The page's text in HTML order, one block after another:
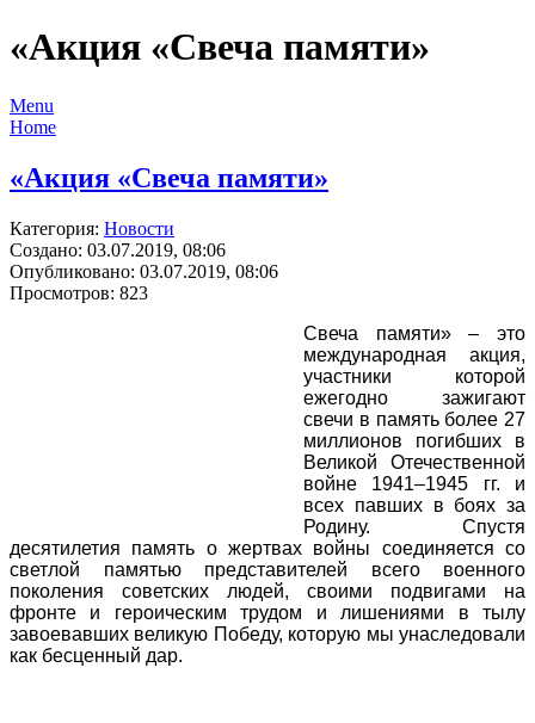
«Акция «Свеча памяти»
Menu
Home
«Акция «Свеча памяти»
Категория: Новости
Создано: 03.07.2019, 08:06
Опубликовано: 03.07.2019, 08:06
Просмотров: 823
Свеча памяти» – это
международная акция,
участники которой
ежегодно зажигают
свечи в память более 27
миллионов погибших в
Великой Отечественной
войне 1941–1945 гг. и
всех павших в боях за
Родину. Спустя
десятилетия память о жертвах войны соединяется со
светлой памятью представителей всего военного
поколения советских людей, своими подвигами на
фронте и героическим трудом и лишениями в тылу
завоевавших великую Победу, которую мы унаследовали
как бесценный дар.